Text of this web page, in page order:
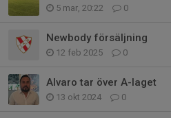
5 mar, 20:22 0
Newbody försäljning
12 feb 2025 0
Alvaro tar över A-laget
13 okt 2024 0